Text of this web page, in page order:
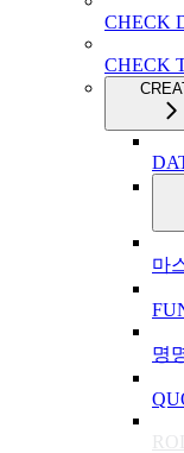
CHECK
CHECK
마
명